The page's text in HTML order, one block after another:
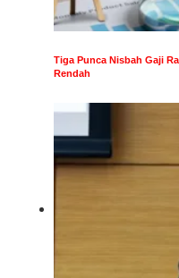
Tiga Punca Nisbah Gaji
Rendah